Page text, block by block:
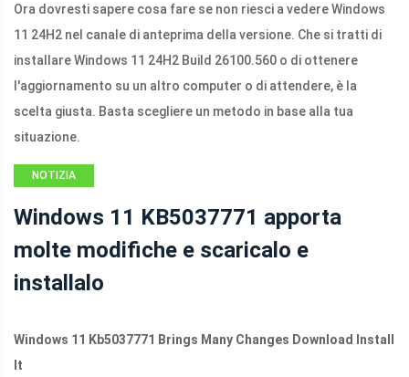
Ora dovresti sapere cosa fare se non riesci a vedere Windows
11 24H2 nel canale di anteprima della versione. Che si tratti di
installare Windows 11 24H2 Build 26100.560 o di ottenere
l'aggiornamento su un altro computer o di attendere, è la
scelta giusta. Basta scegliere un metodo in base alla tua
situazione.
NOTIZIA
Windows 11 KB5037771 apporta
molte modifiche e scaricalo e
installalo
Windows 11 Kb5037771 Brings Many Changes Download Install
It